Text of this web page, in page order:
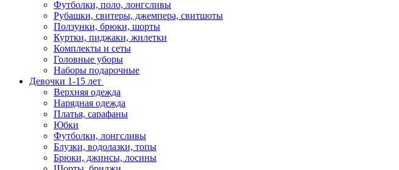
Футболки, поло, лонгсливы
Рубашки, свитеры, джемпера, свитшоты
Ползунки, брюки, шорты
Куртки, пиджаки, жилетки
Комплекты и сеты
Головные уборы
Наборы подарочные
Девочки 1-15 лет
Верхняя одежда
Нарядная одежда
Платья, сарафаны
Юбки
Футболки, лонгсливы
Блузки, водолазки, топы
Брюки, джинсы, лосины